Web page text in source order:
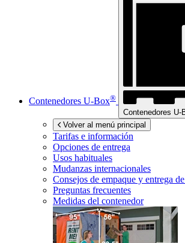
Contenedores U-Box®
Contenedores U-
Volver al menú principal
Tarifas e información
Opciones de entrega
Usos habituales
Mudanzas internacionales
Consejos de empaque y entrega de
Preguntas frecuentes
Medidas del contenedor